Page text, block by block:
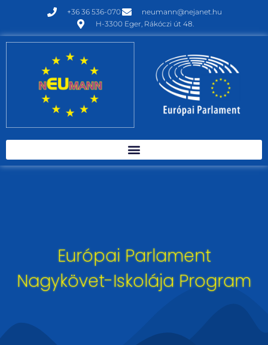
+36 36 536-070
neumann@nejanet.hu
H-3300 Eger, Rákóczi út 48.
Európai Parlament
Nagykövet-Iskolája Program